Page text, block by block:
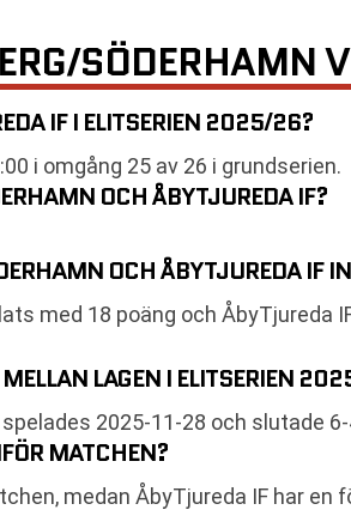
SÖDERHAMN
IF I ELITSERIEN 2025/26?
i omgång 25 av 26 i grundserien.
OCH ÅBYTJUREDA IF?
OCH ÅBYTJUREDA IF
med 18 poäng och ÅbyTjureda
LAGEN I ELITSERIEN
2025-11-28 och slutade 6-
MATCHEN?
medan ÅbyTjureda IF har en